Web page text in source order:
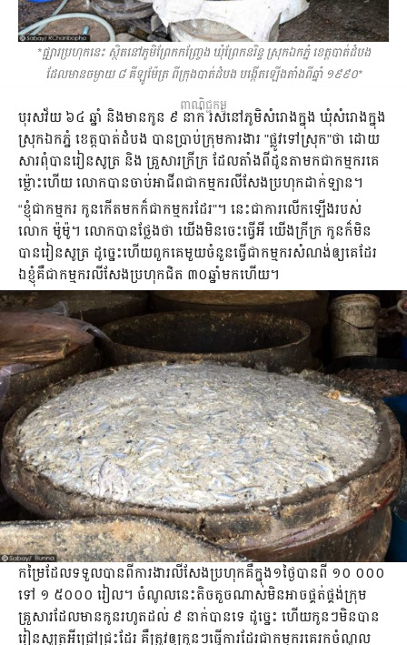
*ផ្ផ្សារ​ប្រហុក​នេះ​​ ស្ថិត​នៅ​​ភូមិព្រែកកញ្ច្រែង ឃុំព្រែកនរិន្ទ ស្រុកឯកភ្នំ ខេត្តបាត់ដំបង
ដែលមាន​ចម្ងាយ ៨ គីឡូម៉ែត្រ ​ពី​ក្រុង​បាត់​ដំបង បង្កើត​ឡើង​តាំង​ពី​ឆ្នាំ ១៩៩០*
ពាណិជ្ជកម្ម
បុរស​វ័យ ៦៤ ឆ្នាំ និង​មាន​កូន​ ៩ នាក់​ រស់​នៅ​ភូមិ​សំរោងក្នុង ឃុំ​សំរោង​ក្នុង
ស្រុក​ឯកភ្នំ ខេត្ត​បាត់​ដំបង បាន​ប្រាប់​ក្រុម​ការងារ "ផ្លូវ​ទៅ​ស្រុក"​ថា ដោយ​
សារ​ពុំ​បាន​រៀន​សូត្រ និង គ្រួសារ​ក្រីក្រ ដែល​តាំង​ពី​ដូនតា​មក​ជា​កម្មករ​គេ
ម៉្លោះ​ហើយ​ លោក​បាន​ចាប់​អាជីព​ជា​កម្មករ​លីសែង​ប្រហុក​ដាក់​ឡាន។
“ខ្ញុំ​ជា​កម្មករ​ កូន​កើត​មក​ក៏​ជា​កម្មករ​ដែរ"។ នេះ​ជា​ការ​លើក​ឡើង​របស់
លោក ម៉ូម៉ូ។ លោក​បាន​ថ្លែង​ថា យើង​មិន​ចេះ​ធ្វើ​អី យើង​ក្រីក្រ កូន​ក៏​មិន​
បាន​រៀន​សូត្រ ដូច្នេះ​ហើយ​ពួកគេ​មួយ​ចំនួន​ធ្វើ​ជា​កម្មករ​សំណង់​ឲ្យ​គេ​ដែរ
ឯ​ខ្ញុំ​គឺជា​កម្មករ​លីសែង​ប្រហុក​ជិត ៣០ឆ្នាំ​មក​ហើយ។
កម្រៃ​ដែល​ទទួល​បាន​ពី​ការងារ​លីសែង​ប្រហុក​គឺ​ក្នុង​១ថ្ងៃ​បាន​ពី ១០ ០០០
ទៅ ១ ៥០០០ រៀល។ ចំណូល​នេះ​តិចតួច​ណាស់​មិន​អាច​ផ្គត់ផ្គង់​ក្រុម​
គ្រួសារ​ដែល​មាន​កូន​រហូត​ដល់​ ៩ នាក់​បាន​ទេ ដូច្នេះ ហើយ​កូន​ៗ​មិន​បាន​
រៀន​សូត្រ​អី​ជ្រៅជ្រះ​ដែរ គឺ​ត្រូវ​ឲ្យ​កូនៗ​ធ្វើ​ការ​ដែរ​ជា​កម្មករ​គេ​រកចំណូល​